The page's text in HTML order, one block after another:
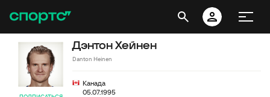
Дэнтон Хейнен
Danton Heinen
Канада
05.07.1995